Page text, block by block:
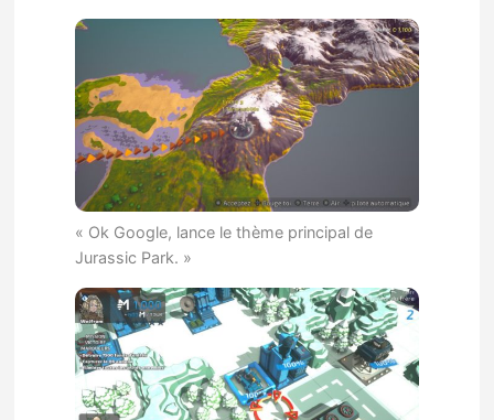
« Ok Google, lance le thème principal de
Jurassic Park. »